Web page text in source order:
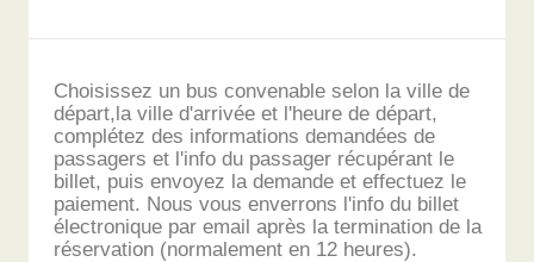
Choisissez un bus convenable selon la ville de
départ,la ville d'arrivée et l'heure de départ,
complétez des informations demandées de
passagers et l'info du passager récupérant le
billet, puis envoyez la demande et effectuez le
paiement. Nous vous enverrons l'info du billet
électronique par email après la termination de la
réservation (normalement en 12 heures).